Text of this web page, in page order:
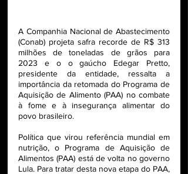
A Companhia Nacional de Abastecimento
(Conab) projeta safra recorde de R$ 313
milhões de toneladas de grãos para
2023 e o o gaúcho Edegar Pretto,
presidente da entidade, ressalta a
importância da retomada do Programa de
Aquisição de Alimento (PAA) no combate
à fome e à insegurança alimentar do
povo brasileiro.
Política que virou referência mundial em
nutrição, o Programa de Aquisição de
Alimentos (PAA) está de volta no governo
Lula. Para tratar desta nova etapa do PAA,